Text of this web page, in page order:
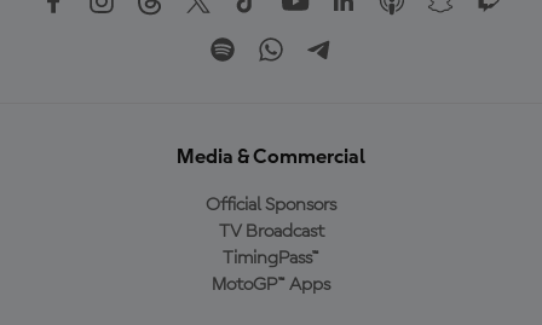
Media & Commercial
Official Sponsors
TV Broadcast
TimingPass™
MotoGP™ Apps